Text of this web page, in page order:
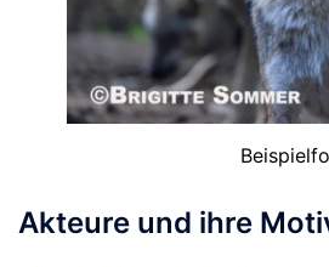
Akteure und ihre